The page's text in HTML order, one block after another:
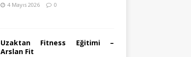
4 Mayıs 2026 0
Uzaktan Fitness Eğitimi –
Arslan Fit